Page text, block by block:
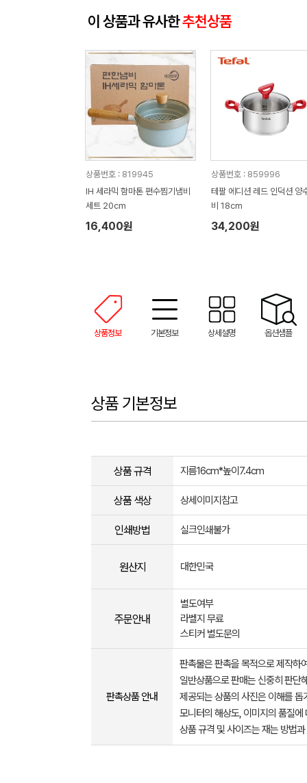
이 상품과 유사한추천상품
상품번호 : 819945
IH 세라믹 함마톤 편수찜기냄비
세트 20cm
16,400원
상품번호 : 859996
테팔 에디션 레드 인덕션 양
비 18cm
34,200원
상품정보 기본정보 상세설명 옵션샘플
상품 기본정보
상품 규격 지름16cm*높이7.4cm
상품 색상 상세이미지참고
인쇄방법 실크인쇄불가
원산지 대한민국
주문안내
별도여부
라벨지 무료
스티커 별도문의
판촉상품 안내
판촉물은 판촉을 목적으로 제작하
일반상품으로 판매는 신중히 판단
제공되는 상품의 사진은 이해를
모니터의 해상도, 이미지의 품질
상품 규격 및 사이즈는 재는 방법